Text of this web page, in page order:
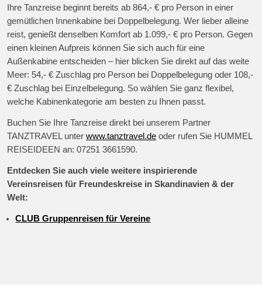
Ihre Tanzreise beginnt bereits ab 864,- € pro Person in einer
gemütlichen Innenkabine bei Doppelbelegung. Wer lieber alleine
reist, genießt denselben Komfort ab 1.099,- € pro Person. Gegen
einen kleinen Aufpreis können Sie sich auch für eine
Außenkabine entscheiden – hier blicken Sie direkt auf das weite
Meer: 54,- € Zuschlag pro Person bei Doppelbelegung oder 108,-
€ Zuschlag bei Einzelbelegung. So wählen Sie ganz flexibel,
welche Kabinenkategorie am besten zu Ihnen passt.
Buchen Sie Ihre Tanzreise direkt bei unserem Partner
TANZTRAVEL unterwww.tanztravel.de oder rufen Sie HUMMEL
REISEIDEEN an: 07251 3661590.
Entdecken Sie auch viele weitere inspirierende
Vereinsreisen für Freundeskreise in Skandinavien & der
Welt:
CLUB Gruppenreisen für Vereine